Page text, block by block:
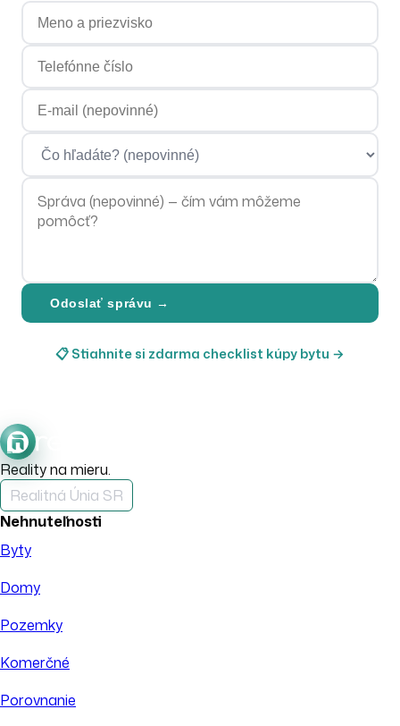
Meno a priezvisko
Telefónne číslo
E-mailová adresa
Čo hľadáte?
Správa
Odoslať správu →
📋 Stiahnite si zdarma checklist kúpy bytu →
Reality na mieru.
Realitná Únia SR
Nehnuteľnosti
Byty
Domy
Pozemky
Komerčné
Porovnanie